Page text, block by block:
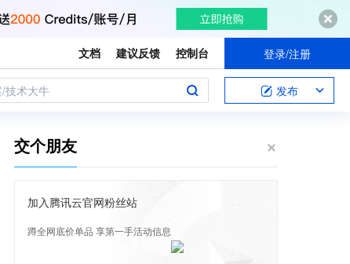
文档 建议反馈 控制台 登录/注册
技术大牛 发布
交个朋友
加入腾讯云官网粉丝站
蹲全网底价单品 享第一手活动信息